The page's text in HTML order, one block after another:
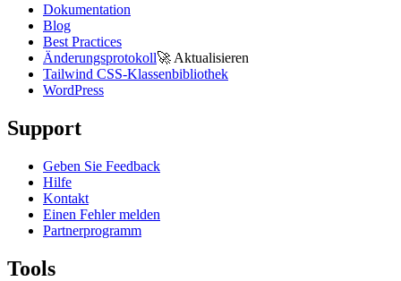
Dokumentation
Blog
Best Practices
Änderungsprotokoll🚀 Aktualisieren
Tailwind CSS-Klassenbibliothek
WordPress
Support
Geben Sie Feedback
Hilfe
Kontakt
Einen Fehler melden
Partnerprogramm
Tools